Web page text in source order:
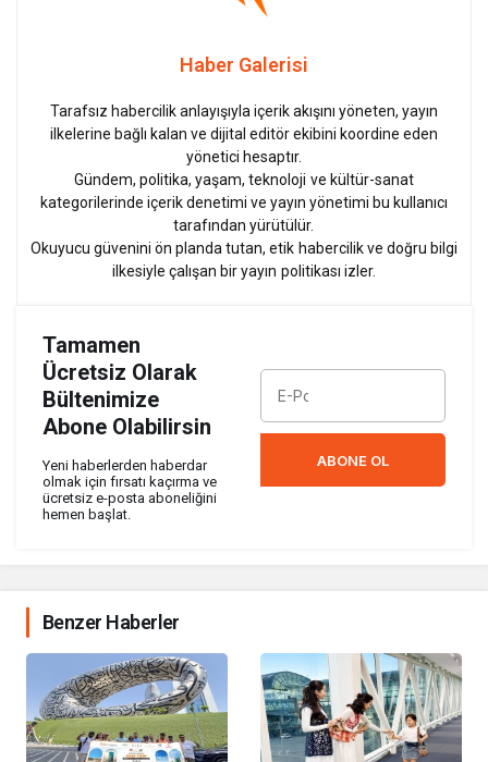
Haber Galerisi
Tarafsız habercilik anlayışıyla içerik akışını yöneten, yayın
ilkelerine bağlı kalan ve dijital editör ekibini koordine eden
yönetici hesaptır.
Gündem, politika, yaşam, teknoloji ve kültür-sanat
kategorilerinde içerik denetimi ve yayın yönetimi bu kullanıcı
tarafından yürütülür.
Okuyucu güvenini ön planda tutan, etik habercilik ve doğru bilgi
ilkesiyle çalışan bir yayın politikası izler.
Tamamen
Ücretsiz Olarak
Bültenimize
Abone Olabilirsin
Yeni haberlerden haberdar
olmak için fırsatı kaçırma ve
ücretsiz e-posta aboneliğini
hemen başlat.
ABONE OL
Benzer Haberler